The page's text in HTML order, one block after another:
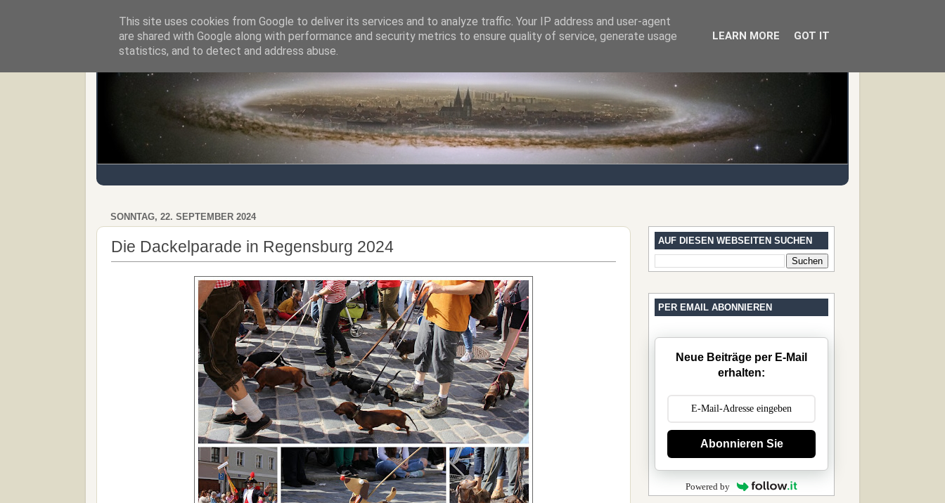
Regensburger Tagebuch Notizen von der nördlichsten Stadt Italiens
SONNTAG, 22. SEPTEMBER 2024
Die Dackelparade in Regensburg 2024 AUF DIESEN WEBSEITEN SUCHEN
PER EMAIL ABONNIEREN
Neue Beiträge per E-Mail
erhalten:
Abonnieren Sie
Powered by
This site uses cookies from Google to deliver its services and to analyze traffic. Your IP address and user-agent
are shared with Google along with performance and security metrics to ensure quality of service, generate usage
statistics, and to detect and address abuse.
LEARN MORE GOT IT